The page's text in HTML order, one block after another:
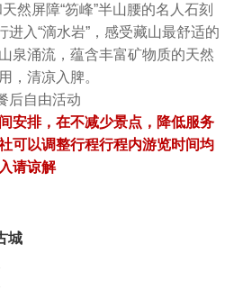
然屏障“笏峰”半山腰的名人石刻
进入“滴水岩”，感受藏山最舒适的
泉涌流，蕴含丰富矿物质的天然
，清凉入脾。
后自由活动
安排，在不减少景点，降低服务
可以调整行程行程内游览时间均
请谅解
城